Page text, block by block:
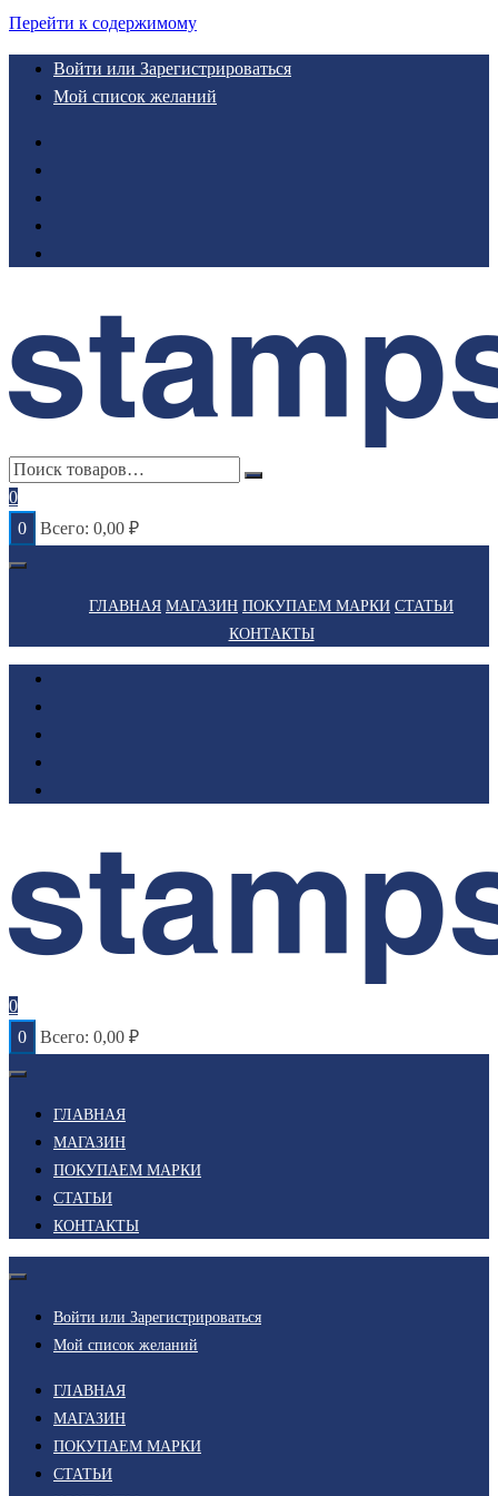
Перейти к содержимому
Войти или Зарегистрироваться
Мой список желаний
0
0
Всего: 0,00 ₽
ГЛАВНАЯ МАГАЗИН ПОКУПАЕМ МАРКИ СТАТЬИ
КОНТАКТЫ
0
0
Всего: 0,00 ₽
ГЛАВНАЯ
МАГАЗИН
ПОКУПАЕМ МАРКИ
СТАТЬИ
КОНТАКТЫ
Войти или Зарегистрироваться
Мой список желаний
ГЛАВНАЯ
МАГАЗИН
ПОКУПАЕМ МАРКИ
СТАТЬИ